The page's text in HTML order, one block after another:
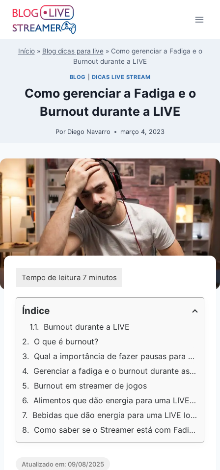
Início» Blog dicas para live » Como gerenciar a Fadiga e o
Burnout durante a LIVE
BLOG DICAS LIVE STREAM
Como gerenciar a Fadiga e o
Burnout durante a LIVE
Por Diego Navarro março 4, 2023
Índice
Burnout durante a LIVE
O que é burnout?
Qual a importância de fazer pausas para evitar o desgaste mental durante a live?
Gerenciar a fadiga e o burnout durante as transmissões ao vivo
Burnout em streamer de jogos
Alimentos que dão energia para uma LIVE longa
Bebidas que dão energia para uma LIVE longa
Como saber se o Streamer está com Fadiga e o Burnout?
Atualizado em: 09/08/2025